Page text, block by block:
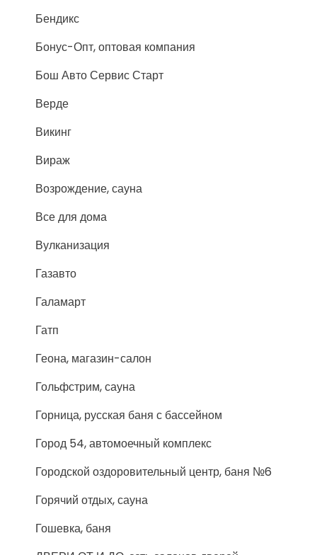
Бендикс
Бонус-Опт, оптовая компания
Бош Авто Сервис Старт
Верде
Викинг
Вираж
Возрождение, сауна
Все для дома
Вулканизация
Газавто
Галамарт
Гатп
Геона, магазин-салон
Гольфстрим, сауна
Горница, русская баня с бассейном
Город 54, автомоечный комплекс
Городской оздоровительный центр, баня №6
Горячий отдых, сауна
Гошевка, баня